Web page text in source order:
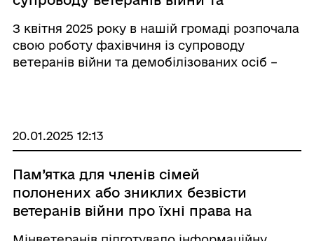
З квітня 2025 року в нашій громаді розпочала
свою роботу фахівчиня із супроводу
ветеранів війни та демобілізованих осіб –
родин ...
20.01.2025 12:13
Пам’ятка для членів сімей
полонених або зниклих безвісти
ветеранів війни про їхні права на